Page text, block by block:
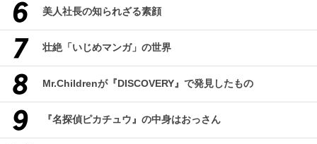
美人社長の知られざる素顔
壮絶「いじめマンガ」の世界
Mr.Childrenが『DISCOVERY』で発見したもの
『名探偵ピカチュウ』の中身はおっさん